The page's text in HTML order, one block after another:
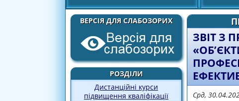
ВЕРСІЯ ДЛЯ СЛАБОЗОРИХ
РОЗДІЛИ
Дистанційні курси
підвищення кваліфікації
ЗВІТ З
Срд,